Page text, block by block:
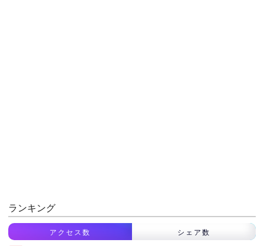
ランキング
アクセス数 シェア数